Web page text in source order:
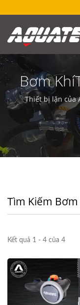
Bơm
Năm
&
Thiết bị lặn của
người tiếp
Tìm Kiếm
Kết quả 1 - 4 của 4